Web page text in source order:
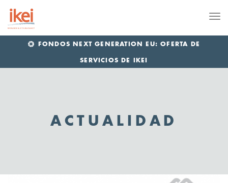
FONDOS NEXT GENERATION EU: OFERTA DE
SERVICIOS DE IKEI
ACTUALIDAD